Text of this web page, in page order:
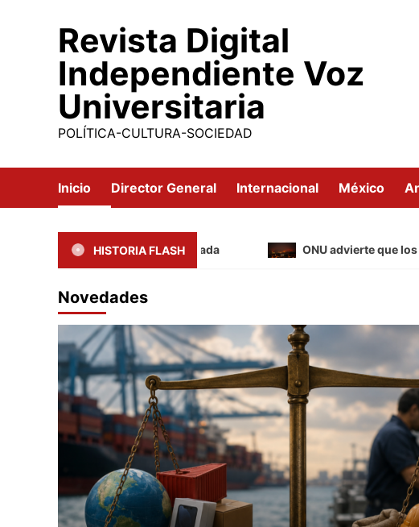
Revista Digital
Independiente Voz
Universitaria
POLÍTICA-CULTURA-SOCIEDAD
Inicio Director General Internacional México
HISTORIA FLASH
Medir la “estabilidad” importada ONU advierte que los
Novedades